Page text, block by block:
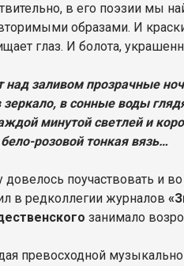
в его поэзии мы
образами. И
глаз. И болота,
над заливом прозрачные
зеркало, в сонные воды
минутой светлей и
розовой тонкая вязь…
довелось поучаствовать и
в редколлегии журналов
занимало
превосходной